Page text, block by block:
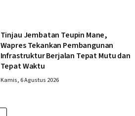
Tinjau Jembatan Teupin Mane,
Wapres Tekankan Pembangunan
Infrastruktur Berjalan Tepat Mutu dan
Tepat Waktu
Kamis, 6 Agustus 2026